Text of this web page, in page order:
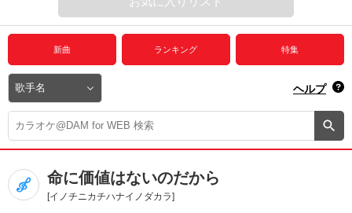
動画からさがす 録音からさがす
プレミアムサービス
DAM★とも動画
DAM★とも録音
カラオケ＠DAM
ユーザー検索
新曲 ランキング 特集
ヘルプ
命に価値はないのだから
[イノチニカチハナイノダカラ]